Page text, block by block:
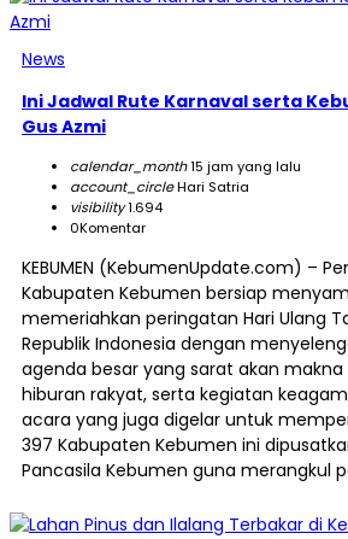
News
Ini Jadwal Rute Karnaval serta
Gus Azmi
calendar_month15 jam yang lalu
account_circleHari Satria
visibility1.694
0Komentar
KEBUMEN (KebumenUpdate.com) –
Kabupaten Kebumen bersiap
memeriahkan peringatan Hari Ulang
Republik Indonesia dengan
agenda besar yang sarat akan makna
hiburan rakyat, serta kegiatan
acara yang juga digelar untuk
397 Kabupaten Kebumen ini
Pancasila Kebumen guna merangkul